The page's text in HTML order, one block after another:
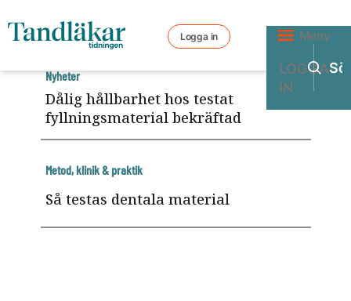
Logga in Meny
LOGGA
IN
Dålig hållbarhet hos testat
fyllningsmaterial bekräftad
Nyheter
Så testas dentala material
Metod, klinik & praktik